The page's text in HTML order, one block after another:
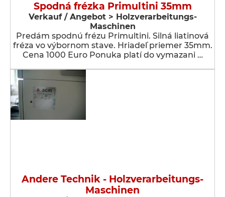
Spodná frézka Primultini 35mm
Verkauf / Angebot > Holzverarbeitungs-
Maschinen
Predám spodnú frézu Primultini. Silná liatinová
fréza vo výbornom stave. Hriadeľ priemer 35mm.
Cena 1000 Euro Ponuka platí do vymazani …
Andere Technik - Holzverarbeitungs-
Maschinen